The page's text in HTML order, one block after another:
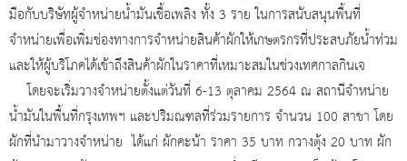
มือกับบริษัทผู้จำหน่ายน้ำมันเชื้อเพลิง ทั้ง 3 ราย ในการสนับสนุนพื้นที่
จำหน่ายเพื่อเพิ่มช่องทางการจำหน่ายสินค้าผักให้เกษตรกรที่ประสบภัยน้ำท่วม
และให้ผู้บริโภคได้เข้าถึงสินค้าผักในราคาที่เหมาะสมในช่วงเทศกาลกินเจ
โดยจะเริ่มวางจำหน่ายตั้งแต่วันที่ 6-13 ตุลาคม 2564 ณ สถานีจำหน่าย
น้ำมันในพื้นที่กรุงเทพฯ และปริมณฑลที่ร่วมรายการ จำนวน 100 สาขา โดย
ผักที่นำมาวางจำหน่าย ได้แก่ ผักคะน้า ราคา 35 บาท กวางตุ้ง 20 บาท ผัก